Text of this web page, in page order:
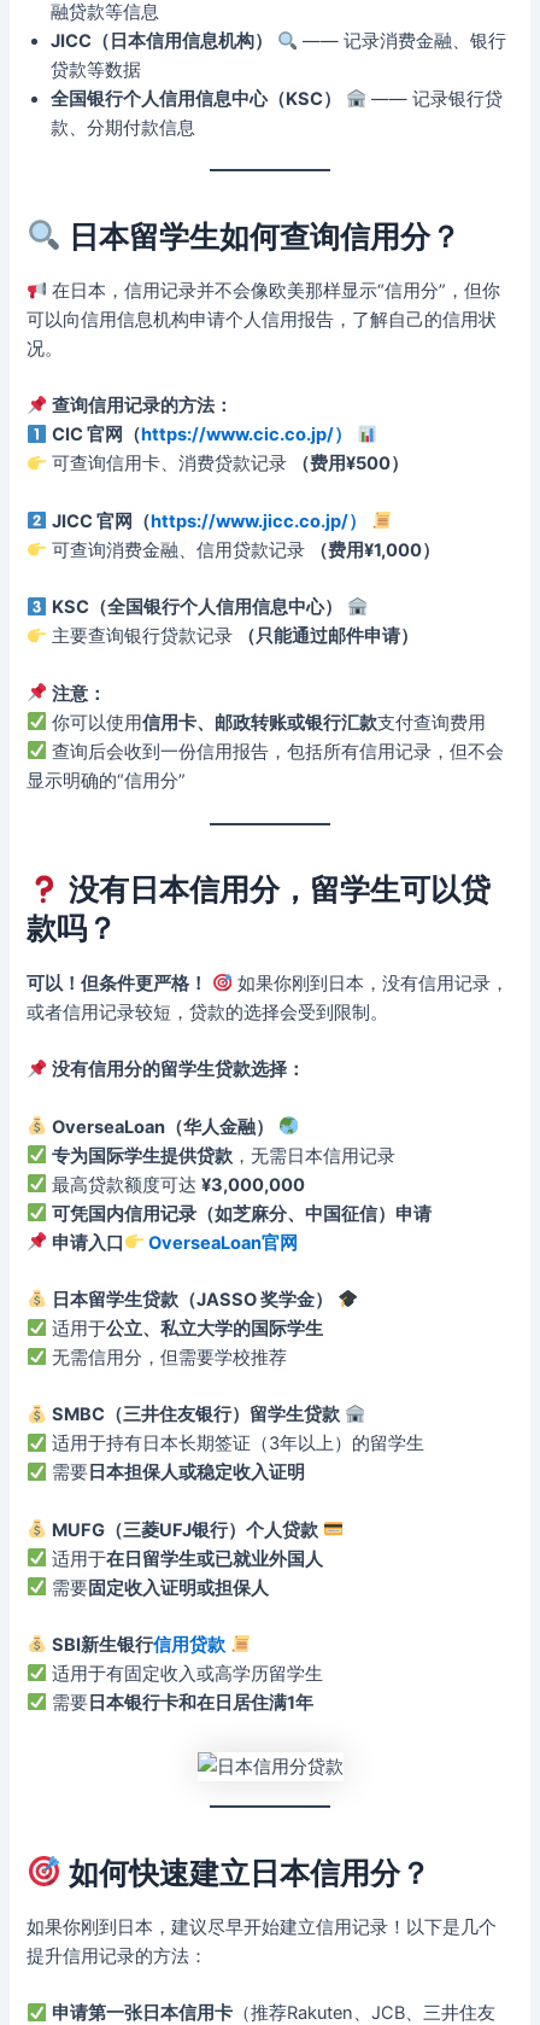
融贷款等信息
JICC（日本信用信息机构）
—— 记录消费金融、银行
贷款等数据
全国银行个人信用信息中心（KSC）
—— 记录银行贷
款、分期付款信息
日本留学生如何查询信用分？
在日本，信用记录并不会像欧美那样显示“信用分”，但你
可以向信用信息机构申请个人信用报告，了解自己的信用状
况。
查询信用记录的方法：
CIC 官网（https://www.cic.co.jp/）
可查询信用卡、消费贷款记录
（费用¥500）
JICC 官网（https://www.jicc.co.jp/）
可查询消费金融、信用贷款记录
（费用¥1,000）
KSC（全国银行个人信用信息中心）
主要查询银行贷款记录
（只能通过邮件申请）
注意：
你可以使用信用卡、邮政转账或银行汇款支付查询费用
查询后会收到一份信用报告，包括所有信用记录，但不会
显示明确的“信用分”
没有日本信用分，留学生可以贷
款吗？
可以！但条件更严格！
如果你刚到日本，没有信用记录，
或者信用记录较短，贷款的选择会受到限制。
没有信用分的留学生贷款选择：
OverseaLoan（华人金融）
专为国际学生提供贷款 ，无需日本信用记录
最高贷款额度可达¥3,000,000
可凭国内信用记录（如芝麻分、中国征信）申请
申请入口
OverseaLoan官网
日本留学生贷款（JASSO 奖学金）
适用于公立、私立大学的国际学生
无需信用分，但需要学校推荐
SMBC（三井住友银行）留学生贷款
适用于持有日本长期签证（3年以上）的留学生
需要 日本担保人或稳定收入证明
MUFG（三菱UFJ银行）个人贷款
适用于在日留学生或已就业外国人
需要固定收入证明或担保人
SBI新生银行信用贷款
适用于有固定收入或高学历留学生
需要 日本银行卡和在日居住满1年
如何快速建立日本信用分？
如果你刚到日本，建议尽早开始建立信用记录！以下是几个
提升信用记录的方法：
申请第一张日本信用卡 （推荐Rakuten、JCB、三井住友